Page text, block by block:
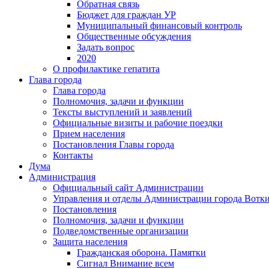
Обратная связь
Бюджет для граждан УР
Муниципальный финансовый контроль
Общественные обсуждения
Задать вопрос
2020
О профилактике гепатита
Глава города
Глава города
Полномочия, задачи и функции
Тексты выступлений и заявлений
Официальные визиты и рабочие поездки
Прием населения
Постановления Главы города
Контакты
Дума
Администрация
Официальный сайт Администрации
Управления и отделы Администрации города
Постановления
Полномочия, задачи и функции
Подведомственные организации
Защита населения
Гражданская оборона. Памятки
Сигнал Внимание всем